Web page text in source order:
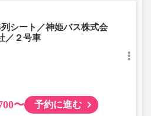
シート／神姫バス株式会
／２号車
〜 予約に進む